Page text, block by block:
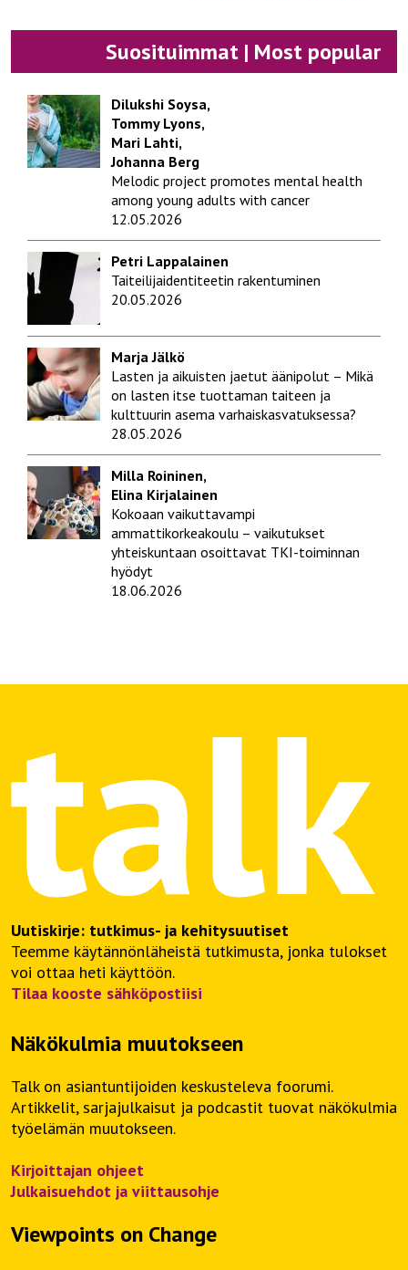
Suosituimmat | Most popular
Dilukshi Soysa,
Tommy Lyons,
Mari Lahti,
Johanna Berg
Melodic project promotes mental health
among young adults with cancer
12.05.2026
Petri Lappalainen
Taiteilijaidentiteetin rakentuminen
20.05.2026
Marja Jälkö
Lasten ja aikuisten jaetut äänipolut – Mikä
on lasten itse tuottaman taiteen ja
kulttuurin asema varhaiskasvatuksessa?
28.05.2026
Milla Roininen,
Elina Kirjalainen
Kokoaan vaikuttavampi
ammattikorkeakoulu – vaikutukset
yhteiskuntaan osoittavat TKI-toiminnan
hyödyt
18.06.2026
Uutiskirje: tutkimus- ja kehitysuutiset
Teemme käytännönläheistä tutkimusta, jonka tulokset
voi ottaa heti käyttöön.
Tilaa kooste sähköpostiisi
Näkökulmia muutokseen
Talk on asiantuntijoiden keskusteleva foorumi.
Artikkelit, sarjajulkaisut ja podcastit tuovat näkökulmia
työelämän muutokseen.
Kirjoittajan ohjeet
Julkaisuehdot ja viittausohje
Viewpoints on Change